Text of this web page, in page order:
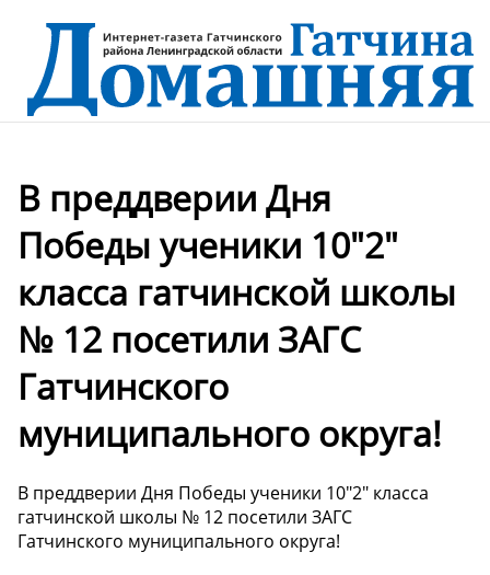
В преддверии Дня
Победы ученики 10"2"
класса гатчинской школы
№ 12 посетили ЗАГС
Гатчинского
муниципального округа!
В преддверии Дня Победы ученики 10"2" класса
гатчинской школы № 12 посетили ЗАГС
Гатчинского муниципального округа!